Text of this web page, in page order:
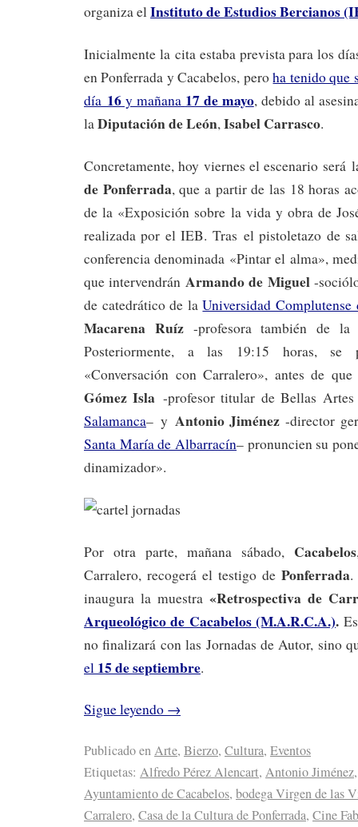
organiza elInstituto de Estudios Bercianos
Inicialmente la cita estaba prevista para los
en Ponferrada y Cacabelos, peroha tenido que
día 16y mañana 17 de mayo, debido al
laDiputación de León,Isabel Carrasco.
Concretamente, hoy viernes el escenario será
de Ponferrada, que a partir de las 18 horas
de la «Exposición sobre la vida y obra de
realizada por el IEB. Tras el pistoletazo de
conferencia denominada «Pintar el alma»,
que intervendrán Armando de Miguel-
de catedrático de laUniversidad
Macarena Ruíz-profesora también de la
Posteriormente, a las 19:15 horas, se
«Conversación con Carralero», antes de
Gómez Isla -profesor titular de Bellas
Salamanca– y Antonio Jiménez-director
Santa María de Albarracín– pronuncien su
dinamizador».
Por otra parte, mañana sábado, Cacabelos
Carralero, recogerá el testigo dePonferrada.
inaugura la muestra«Retrospectiva de
Arqueológico de Cacabelos (M.A.R.C.A.).
no finalizará con las Jornadas de Autor, sino
el 15 de septiembre.
Sigue leyendo →
Publicado enArte, Bierzo, Cultura, Eventos
Etiquetas: Alfredo Pérez Alencart, Antonio Jiménez
Ayuntamiento de Cacabelos, bodega Virgen de las
Carralero, Casa de la Cultura de Ponferrada, Cine